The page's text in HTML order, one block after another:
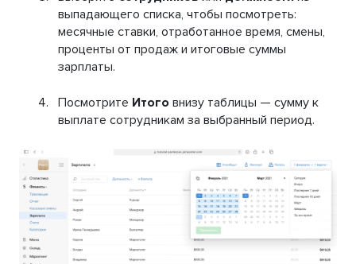
выпадающего списка, чтобы посмотреть:
месячные ставки, отработанное время, смены,
проценты от продаж и итоговые суммы
зарплаты.
Посмотрите Итого внизу таблицы — сумму к
выплате сотрудникам за выбранный период.